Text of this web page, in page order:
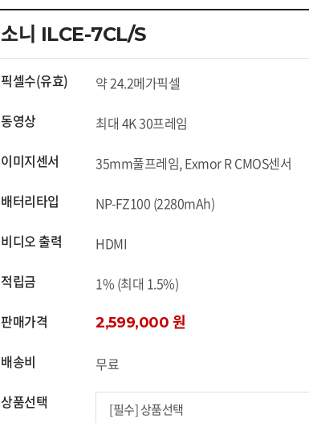
소니 ILCE-7CL/S
픽셀수(유효)
약 24.2메가픽셀
동영상
최대 4K 30프레임
이미지센서
35mm풀프레임, Exmor R CMOS센서
배터리타입
NP-FZ100 (2280mAh)
비디오 출력
HDMI
적립금
1% (최대 1.5%)
판매가격
2,599,000 원
배송비
무료
상품선택